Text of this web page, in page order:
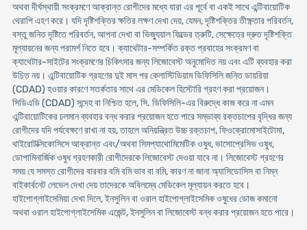
অথবা দীর্ঘস্থায়ী সংক্রমণে আক্রান্ত রোগীদের মধ্যে যারা এর পূর্বে বা একই সাথে এন্টিবায়োটিক
থেরাপি এহণ করে। যদি দৃষ্টিশক্তির ক্ষতির লক্ষণ দেখা দেয়, যেমন, দৃষ্টিশক্তির তীক্ষ্ণতার পরিবর্তন,
বস্তু জনিত দৃষ্টিতে পরিবর্তন, আপনা দেখা বা ভিজ্যুয়াল ফিল্ডের ত্রুটি, সেক্ষেত্রে দ্রুত দৃষ্টিশক্তি
মূল্যায়নের জন্য পরামর্শ নিতে হবে। ক্যাথেটার-সম্পর্কিত রক্ত প্রবাহের সংক্রমণ বা
ক্যাথেটার-সাইটের সংক্রমণের চিকিৎসার জন্য লিজোবেস্ট অনুমোদিত নয় এবং এটি ব্যবহার করা
উচিত নয়। এন্টিবায়োটিক গ্রহণের দুই মাস পর ক্লোস্টিডিয়াম ডিফিসিলি জনিত ডায়রিয়া
(CDAD) হওয়ার কারণে সতর্কতার সাথে এর মেডিকেল হিস্টোরি গ্রহণ করা প্রয়োজন।
সিডিএডি (CDAD) সন্দেহ বা নিশ্চিত হলে, সি. ডিফিসিলি-এর বিরুদ্ধে কাজ করে না এমন
এন্টিবায়োটিকের চলমান ব্যবহার বন্ধ করার প্রয়োজন হতে পারে সম্ভাব্য রক্তচাপের বৃদ্ধির জন্য
রোগীদের যদি পর্যবেক্ষণে রাখা না হয়, তাহলে অনিয়ন্ত্রিত উচ্চ রক্তচাপ, ফিওক্রোমোসাইটোমা,
থাইরোটক্সিকোসিসে আক্রান্ত এবং/অথবা সিমপ্যাথোমিমেটিক ওষুধ, ভাসোপ্রেসিভ ওষুধ,
ডোপামিনার্জিক ওষুধ গ্রহণকারী রোগীদেরকে লিজোবেস্ট দেওয়া যাবে না। লিজোবেস্ট গ্রহণের
সময় যে সমস্ত রোগীদের বারবার বমি বমি ভাব বা বমি, কারণ না জানা অ্যাসিডোসিস বা নিম্ন
বাইকার্বনেট লেভেল দেখা দেয় তাদেরকে অবিলম্বে মেডিকেল মূল্যায়ন করতে হবে।
হাইপোগ্লাইসেমিয়া দেখা দিলে, ইনসুলিন বা ওরাল হাইপোগ্লাইসেমিক ওষুধের ডোজ কমানো
অথবা ওরাল হাইপোগ্লাইসেমিক এজেন্ট, ইনসুলিন বা লিজোবেস্ট বন্ধ করার প্রয়োজন হতে পারে।